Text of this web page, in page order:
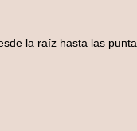
la raíz hasta las